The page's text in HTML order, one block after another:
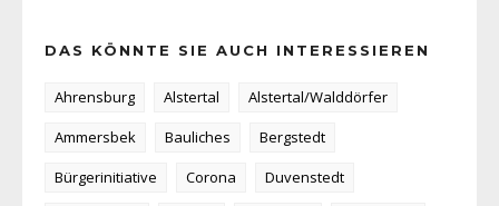
DAS KÖNNTE SIE AUCH INTERESSIEREN
Ahrensburg Alstertal
Alstertal/Walddörfer
Ammersbek
Bauliches
Bergstedt
Bürgerinitiative
Corona
Duvenstedt